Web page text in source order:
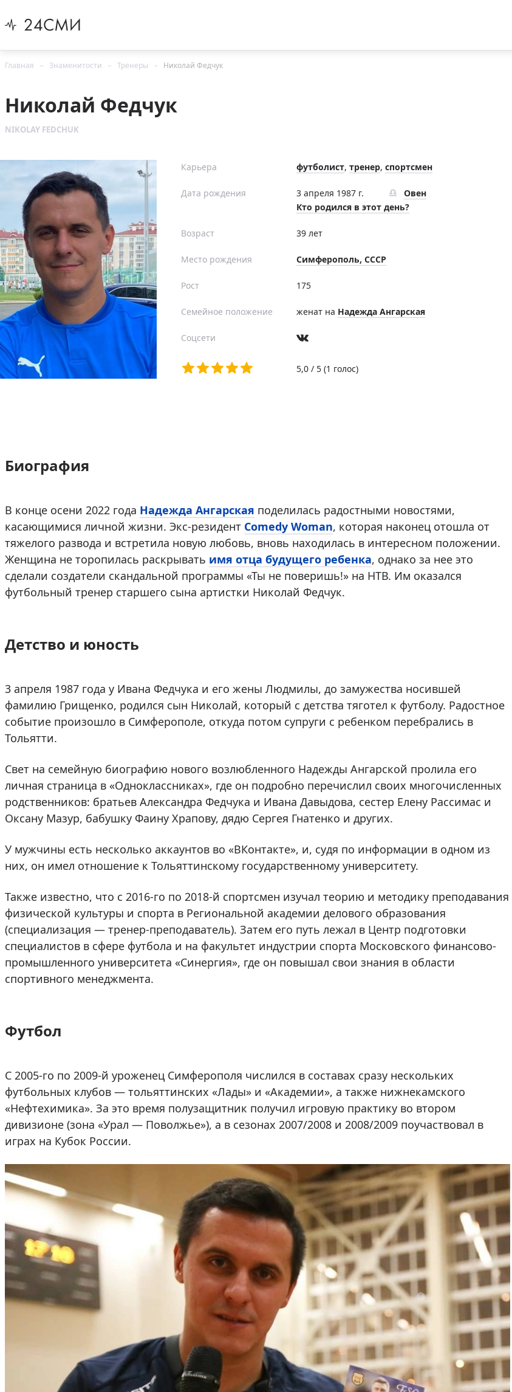
Главная Знаменитости Тренеры Николай Федчук
Николай Федчук
NIKOLAY FEDCHUK
Карьера футболист, тренер, спортсмен
Дата рождения 3 апреля 1987 г.
Овен
Кто родился в этот день?
Возраст 39 лет
Место рождения Симферополь, СССР
Рост 175
Семейное положение женат на ​Надежда Ангарская
Соцсети
5,0 / 5 (1 голос)
Биография
В конце осени 2022 года Надежда Ангарская поделилась радостными новостями,
касающимися личной жизни. Экс-резидент Comedy Woman, которая наконец отошла от
тяжелого развода и встретила новую любовь, вновь находилась в интересном положении.
Женщина не торопилась раскрывать имя отца будущего ребенка, однако за нее это
сделали создатели скандальной программы «Ты не поверишь!» на НТВ. Им оказался
футбольный тренер старшего сына артистки Николай Федчук.
Детство и юность
3 апреля 1987 года у Ивана Федчука и его жены Людмилы, до замужества носившей
фамилию Грищенко, родился сын Николай, который с детства тяготел к футболу. Радостное
событие произошло в Симферополе, откуда потом супруги с ребенком перебрались в
Тольятти.
Свет на семейную биографию нового возлюбленного Надежды Ангарской пролила его
личная страница в «Одноклассниках», где он подробно перечислил своих многочисленных
родственников: братьев Александра Федчука и Ивана Давыдова, сестер Елену Рассимас и
Оксану Мазур, бабушку Фаину Храпову, дядю Сергея Гнатенко и других.
У мужчины есть несколько аккаунтов во «ВКонтакте», и, судя по информации в одном из
них, он имел отношение к Тольяттинскому государственному университету.
Также известно, что с 2016-го по 2018-й спортсмен изучал теорию и методику преподавания
физической культуры и спорта в Региональной академии делового образования
(специализация — тренер-преподаватель). Затем его путь лежал в Центр подготовки
специалистов в сфере футбола и на факультет индустрии спорта Московского финансово-
промышленного университета «Синергия», где он повышал свои знания в области
спортивного менеджмента.
Футбол
С 2005-го по 2009-й уроженец Симферополя числился в составах сразу нескольких
футбольных клубов — тольяттинских «Лады» и «Академии», а также нижнекамского
«Нефтехимика». За это время полузащитник получил игровую практику во втором
дивизионе (зона «Урал — Поволжье»), а в сезонах 2007/2008 и 2008/2009 поучаствовал в
играх на Кубок России.